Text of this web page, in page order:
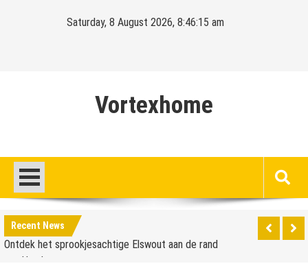
Saturday, 8 August 2026, 8:46:16 am
Vortexhome
Recent News
Hello world!
Ontdek het sprookjesachtige Elswout aan de rand
van Haarlem
Hello world!